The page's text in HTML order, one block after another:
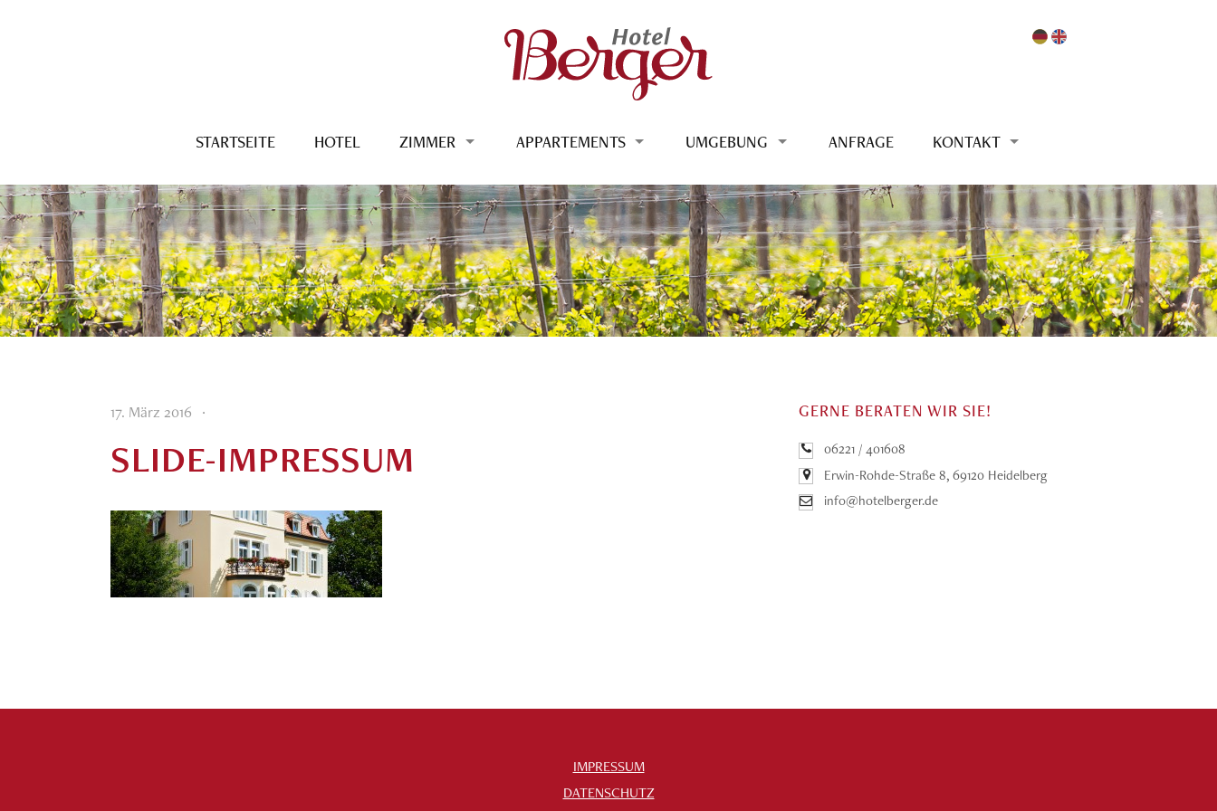
STARTSEITE HOTEL ZIMMER APPARTEMENTS UMGEBUNG ANFRAGE KONTAKT
17. März 2016 ·
SLIDE-IMPRESSUM
GERNE BERATEN WIR SIE!
06221 / 401608
Erwin-Rohde-Straße 8, 69120 Heidelberg
info@hotelberger.de
IMPRESSUM
DATENSCHUTZ